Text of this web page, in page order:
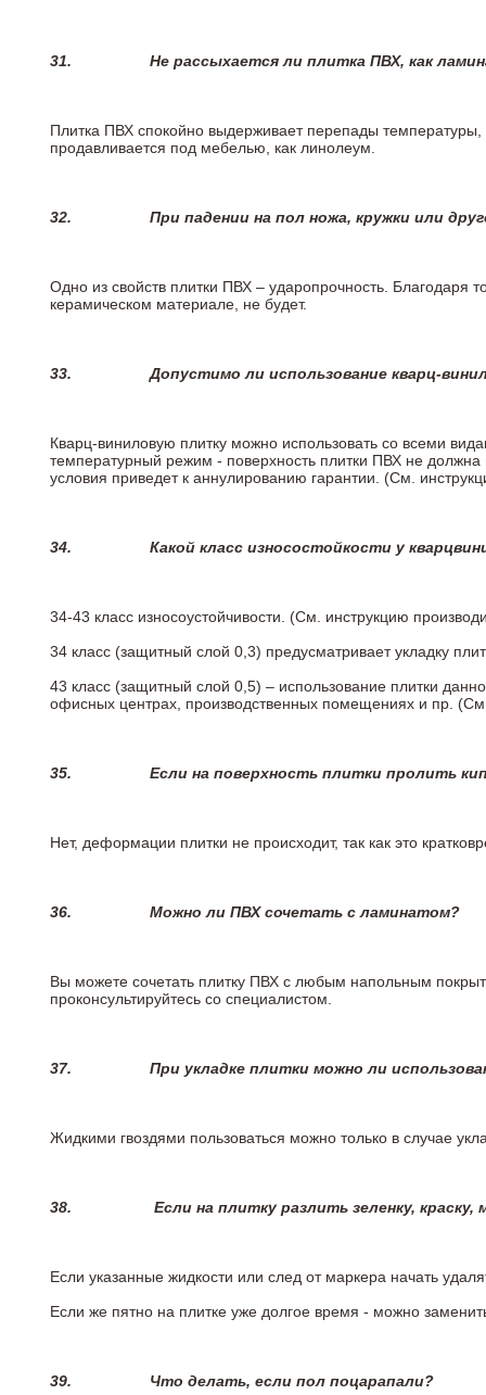
31. Не рассыхается ли плитка ПВХ, как
Плитка ПВХ спокойно выдерживает перепады температуры,
продавливается под мебелью, как линолеум.
32. При падении на пол ножа, кружки или
Одно из свойств плитки ПВХ – ударопрочность. Благодаря
керамическом материале, не будет.
33.Допустимо ли использование кварц-
Кварц-виниловую плитку можно использовать со всеми
температурный режим - поверхность плитки ПВХ не
условия приведет к аннулированию гарантии. (См.
34. Какой класс износостойкости у
34-43 класс износоустойчивости. (См. инструкцию
34 класс (защитный слой 0,3) предусматривает укладку
43 класс (защитный слой 0,5) – использование плитки
офисных центрах, производственных помещениях и пр.
35. Если на поверхность плитки пролить
Нет, деформации плитки не происходит, так как это
36. Можно ли ПВХ сочетать с ламинатом?
Вы можете сочетать плитку ПВХ с любым напольным
проконсультируйтесь со специалистом.
37. При укладке плитки можно ли
Жидкими гвоздями пользоваться можно только в случае
38. Если на плитку разлить зеленку,
Если указанные жидкости или след от маркера начать
Если же пятно на плитке уже долгое время - можно
39. Что делать, если пол поцарапали?